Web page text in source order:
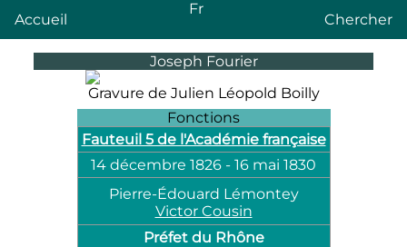
Accueil
Fr
Chercher
Joseph Fourier
Gravure de Julien Léopold Boilly
Fonctions
Fauteuil 5 de l'Académie française
14 décembre 1826 - 16 mai 1830
Pierre-Édouard Lémontey
Victor Cousin
Préfet du Rhône